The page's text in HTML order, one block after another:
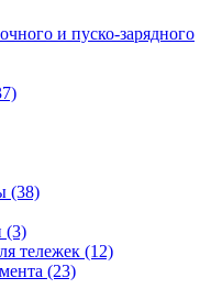
и пуско-зарядного
(38)
(3)
тележек (12)
(23)